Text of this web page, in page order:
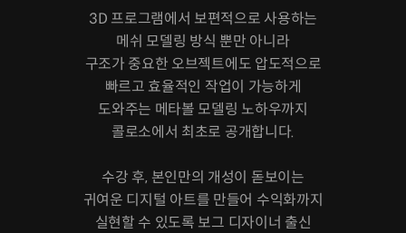
3D 프로그램에서 보편적으로 사용하는
메쉬 모델링 방식 뿐만 아니라
구조가 중요한 오브젝트에도 압도적으로
빠르고 효율적인 작업이 가능하게
도와주는 메타볼 모델링 노하우까지
콜로소에서 최초로 공개합니다.
수강 후, 본인만의 개성이 돋보이는
귀여운 디지털 아트를 만들어 수익화까지
실현할 수 있도록 보그 디자이너 출신